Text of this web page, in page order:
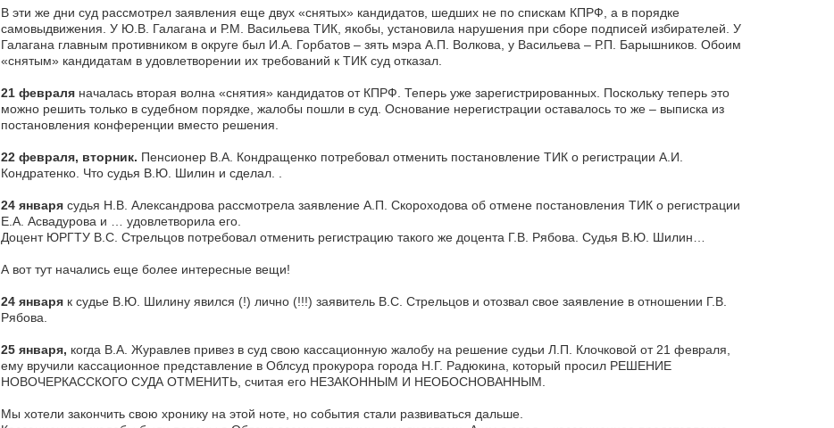
В эти же дни суд рассмотрел заявления еще двух «снятых» кандидатов, шедших не по спискам КПРФ, а в порядке
самовыдвижения. У Ю.В. Галагана и Р.М. Васильева ТИК, якобы, установила нарушения при сборе подписей избирателей. У
Галагана главным противником в округе был И.А. Горбатов – зять мэра А.П. Волкова, у Васильева – Р.П. Барышников. Обоим
«снятым» кандидатам в удовлетворении их требований к ТИК суд отказал.
21 февраляначалась вторая волна «снятия» кандидатов от КПРФ. Теперь уже зарегистрированных. Поскольку теперь это
можно решить только в судебном порядке, жалобы пошли в суд. Основание нерегистрации оставалось то же – выписка из
постановления конференции вместо решения.
22 февраля, вторник. Пенсионер В.А. Кондращенко потребовал отменить постановление ТИК о регистрации А.И.
Кондратенко. Что судья В.Ю. Шилин и сделал. .
24 январясудья Н.В. Александрова рассмотрела заявление А.П. Скороходова об отмене постановления ТИК о регистрации
Е.А. Асвадурова и … удовлетворила его.
Доцент ЮРГТУ В.С. Стрельцов потребовал отменить регистрацию такого же доцента Г.В. Рябова. Судья В.Ю. Шилин…
А вот тут начались еще более интересные вещи!
24 январяк судье В.Ю. Шилину явился (!) лично (!!!) заявитель В.С. Стрельцов и отозвал свое заявление в отношении Г.В.
Рябова.
25 января, когда В.А. Журавлев привез в суд свою кассационную жалобу на решение судьи Л.П. Клочковой от 21 февраля,
ему вручили кассационное представление в Облсуд прокурора города Н.Г. Радюкина, который просил РЕШЕНИЕ
НОВОЧЕРКАССКОГО СУДА ОТМЕНИТЬ, считая его НЕЗАКОННЫМ И НЕОБОСНОВАННЫМ.
Мы хотели закончить свою хронику на этой ноте, но события стали развиваться дальше.